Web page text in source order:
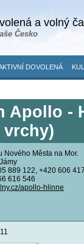
a volný
Česko
DOVOLENÁ
Apollo -
vrchy)
Nového Města na Mor.
889 122, +420 606
616 546
apollo-hlinne
11